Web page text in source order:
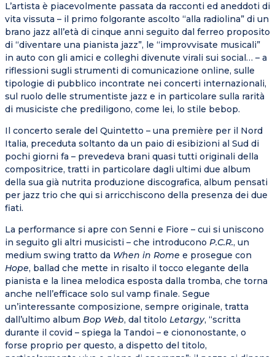
L’artista è piacevolmente passata da racconti ed aneddoti di
vita vissuta – il primo folgorante ascolto “alla radiolina” di un
brano jazz all’età di cinque anni seguito dal ferreo proposito
di “diventare una pianista jazz”, le “improvvisate musicali”
in auto con gli amici e colleghi divenute virali sui social… – a
riflessioni sugli strumenti di comunicazione online, sulle
tipologie di pubblico incontrate nei concerti internazionali,
sul ruolo delle strumentiste jazz e in particolare sulla rarità
di musiciste che prediligono, come lei, lo stile bebop.
Il concerto serale del Quintetto – una première per il Nord
Italia, preceduta soltanto da un paio di esibizioni al Sud di
pochi giorni fa – prevedeva brani quasi tutti originali della
compositrice, tratti in particolare dagli ultimi due album
della sua già nutrita produzione discografica, album pensati
per jazz trio che qui si arricchiscono della presenza dei due
fiati.
La performance si apre con Senni e Fiore – cui si uniscono
in seguito gli altri musicisti – che introducono P.C.R., un
medium swing tratto da When in Rome e prosegue con
Hope, ballad che mette in risalto il tocco elegante della
pianista e la linea melodica esposta dalla tromba, che torna
anche nell’efficace solo sul vamp finale. Segue
un’interessante composizione, sempre originale, tratta
dall’ultimo album Bop Web, dal titolo Letargy, “scritta
durante il covid – spiega la Tandoi – e ciononostante, o
forse proprio per questo, a dispetto del titolo,